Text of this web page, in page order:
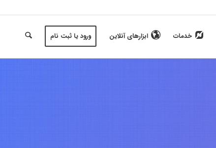
خدمات ابزارهای آنلاین ورود یا ثبت نام